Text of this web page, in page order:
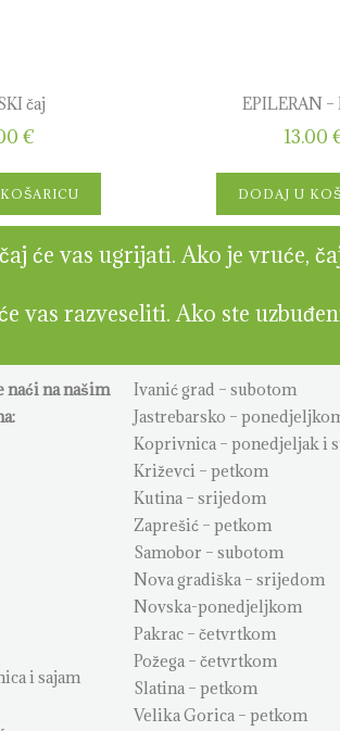
čaj
€
EPILERAN –
13.00
DODAJ U
će vas ugrijati. Ako je vruće,
vas razveseliti. Ako ste
naći na našim
i sajam
Ivanić grad – subotom
Jastrebarsko –
Koprivnica – ponedjeljak i
Križevci – petkom
Kutina – srijedom
Zaprešić – petkom
Samobor – subotom
Nova gradiška – srijedom
Novska-ponedjeljkom
Pakrac – četvrtkom
Požega – četvrtkom
Slatina – petkom
Velika Gorica – petkom